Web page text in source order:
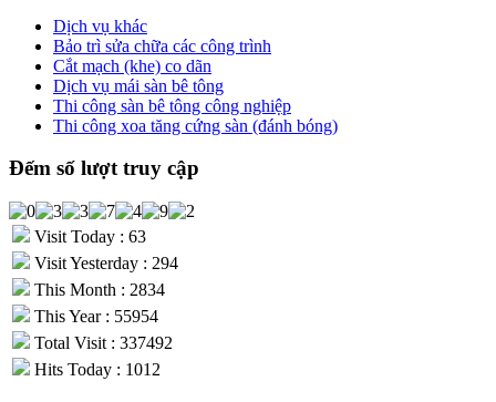
Dịch vụ khác
Bảo trì sửa chữa các công trình
Cắt mạch (khe) co dãn
Dịch vụ mái sàn bê tông
Thi công sàn bê tông công nghiệp
Thi công xoa tăng cứng sàn (đánh bóng)
Đếm số lượt truy cập
Visit Today : 63
Visit Yesterday : 294
This Month : 2834
This Year : 55954
Total Visit : 337492
Hits Today : 1012